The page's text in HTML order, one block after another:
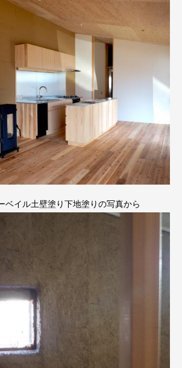
ベイル土壁塗り下地塗りの写真から